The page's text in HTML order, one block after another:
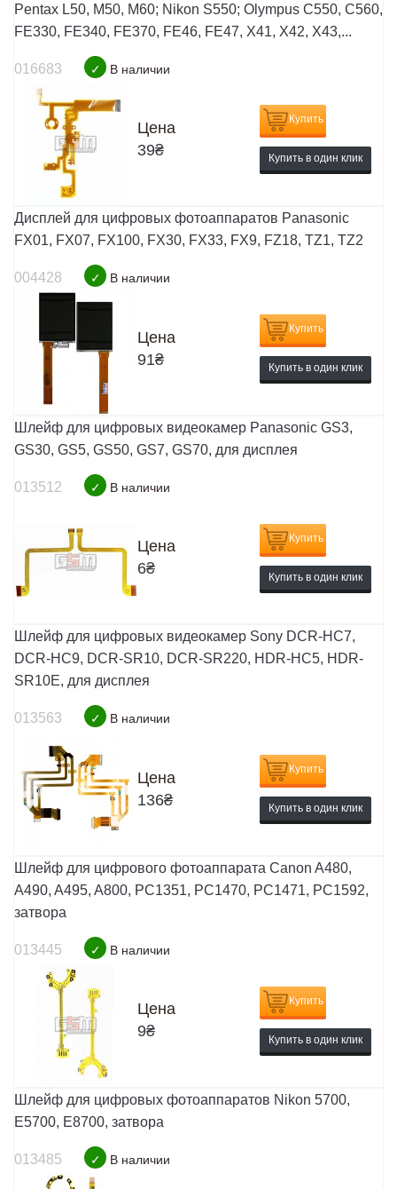
Pentax L50, M50, M60; Nikon S550; Olympus C550, C560,
FE330, FE340, FE370, FE46, FE47, X41, X42, X43,...
016683 ✓ В наличии
Цена
39₴
Купить
Купить в один клик
Дисплей для цифровых фотоаппаратов Panasonic
FX01, FX07, FX100, FX30, FX33, FX9, FZ18, TZ1, TZ2
004428 ✓ В наличии
Цена
91₴
Купить
Купить в один клик
Шлейф для цифровых видеокамер Panasonic GS3,
GS30, GS5, GS50, GS7, GS70, для дисплея
013512 ✓ В наличии
Цена
6₴
Купить
Купить в один клик
Шлейф для цифровых видеокамер Sony DCR-HC7,
DCR-HC9, DCR-SR10, DCR-SR220, HDR-HC5, HDR-
SR10E, для дисплея
013563 ✓ В наличии
Цена
136₴
Купить
Купить в один клик
Шлейф для цифрового фотоаппарата Canon A480,
A490, A495, A800, PC1351, PC1470, PC1471, PC1592,
затвора
013445 ✓ В наличии
Цена
9₴
Купить
Купить в один клик
Шлейф для цифровых фотоаппаратов Nikon 5700,
E5700, E8700, затвора
013485 ✓ В наличии